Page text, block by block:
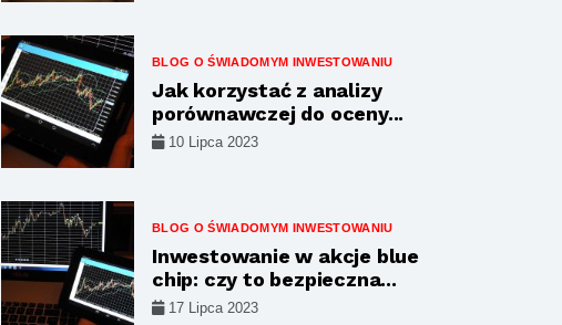
BLOG O ŚWIADOMYM INWESTOWANIU
Jak korzystać z analizy
porównawczej do oceny...
10 Lipca 2023
BLOG O ŚWIADOMYM INWESTOWANIU
Inwestowanie w akcje blue
chip: czy to bezpieczna...
17 Lipca 2023